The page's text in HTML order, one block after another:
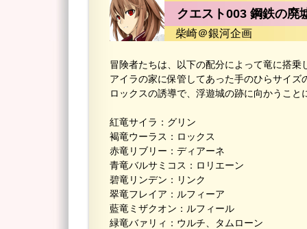
クエスト003 鋼鉄の廃
柴崎＠銀河企画
冒険者たちは、以下の配分によって竜に搭乗
アイラの家に保管してあった手のひらサイズ
ロックスの誘導で、浮遊城の跡に向かうこと
紅竜サイラ：グリン
褐竜ウーラス：ロックス
赤竜リブリー：ディアーネ
青竜バルサミコス：ロリエーン
碧竜リンデン：リンク
翠竜フレイア：ルフィーア
藍竜ミザクオン：ルフィール
緑竜バァリィ：ウルチ、タムローン